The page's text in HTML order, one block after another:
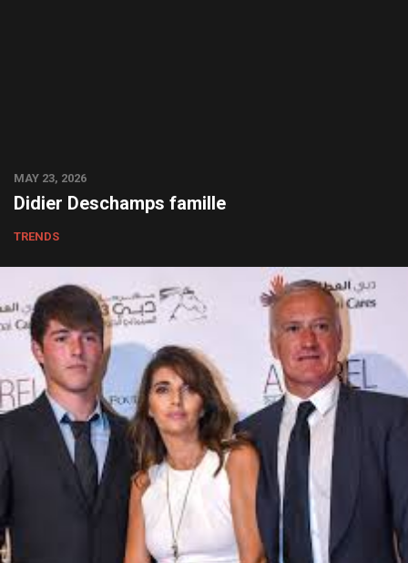
MAY 23, 2026
Didier Deschamps famille
TRENDS